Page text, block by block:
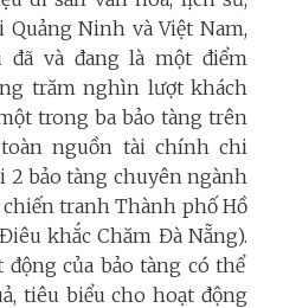
Ninh và Việt Nam,
đã và đang là một điểm
trăm nghìn lượt khách
trong ba bảo tàng trên
nguồn tài chính chi
2 bảo tàng chuyên ngành
tranh Thành phố Hồ
khắc Chăm Đà Nẵng).
của bảo tàng có thể
tiêu biểu cho hoạt động